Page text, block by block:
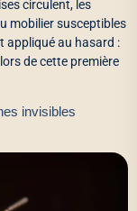
circulent, les
mobilier susceptibles
appliqué au hasard :
de cette première
invisibles